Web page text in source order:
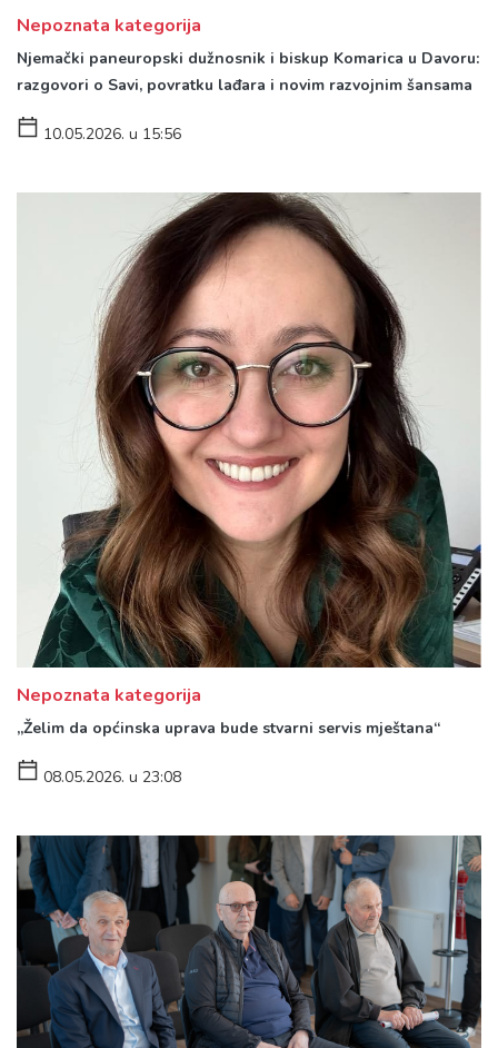
Nepoznata kategorija
Njemački paneuropski dužnosnik i biskup Komarica u Davoru:
razgovori o Savi, povratku lađara i novim razvojnim šansama
10.05.2026. u 15:56
Nepoznata kategorija
„Želim da općinska uprava bude stvarni servis mještana“
08.05.2026. u 23:08